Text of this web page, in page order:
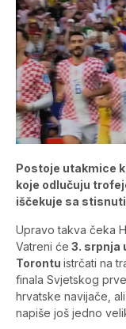
Postoje utakmice
koje odlučuju
iščekuje sa
Upravo takva čeka
Vatreni će 3. srpnja
Torontu istrčati na
finala Svjetskog
hrvatske navijače,
napiše još jedno